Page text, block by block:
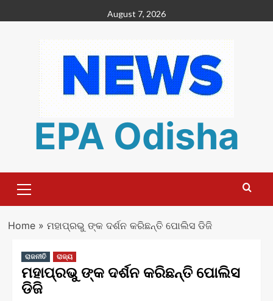
to
August 7, 2026
EPA Odisha
Menu
Home» ମହାପ୍ରଭୁ ଙ୍କ ଦର୍ଶନ କରିଛନ୍ତି ପୋଲିସ ଡିଜି
ରାଜନୀତି ରାଜ୍ୟ
ମହାପ୍ରଭୁ ଙ୍କ ଦର୍ଶନ କରିଛନ୍ତି ପୋଲିସ
ଡିଜି